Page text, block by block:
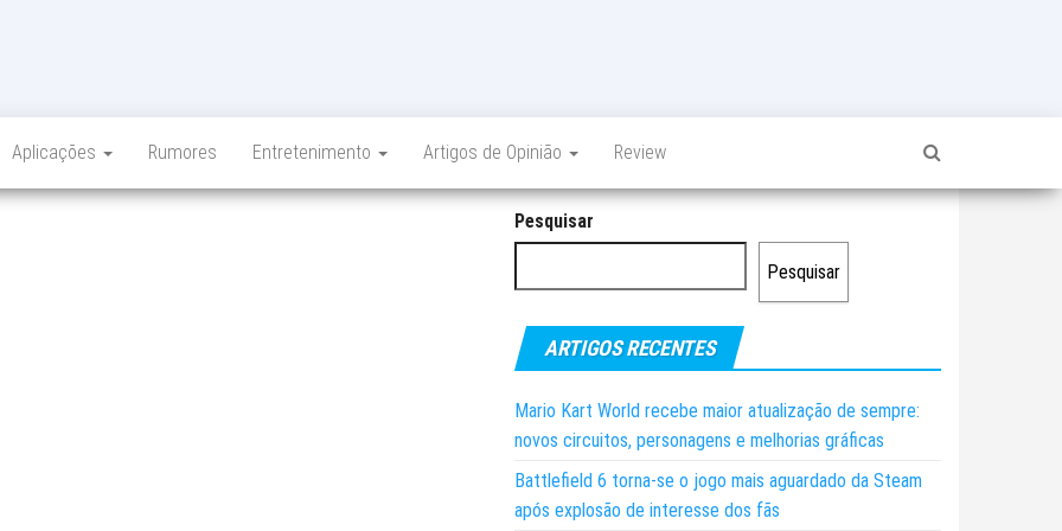
Aplicações Rumores Entretenimento Artigos de Opinião Review
Pesquisar
Pesquisar
ARTIGOS RECENTES
Mario Kart World recebe maior atualização de sempre:
novos circuitos, personagens e melhorias gráficas
Battlefield 6 torna-se o jogo mais aguardado da Steam
após explosão de interesse dos fãs